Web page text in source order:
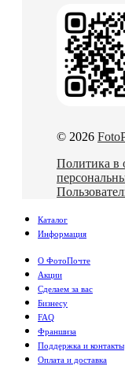
© 2026
Политика в
Каталог
Информация
О ФотоПочте
Акции
Сделаем за вас
Бизнесу
FAQ
Франшиза
Поддержка и контакты
Оплата и доставка